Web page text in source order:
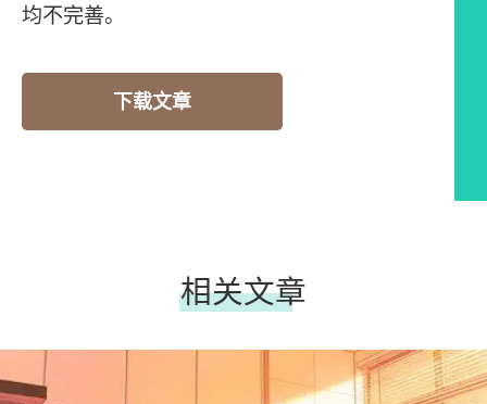
均不完善。
下载文章
相关文章